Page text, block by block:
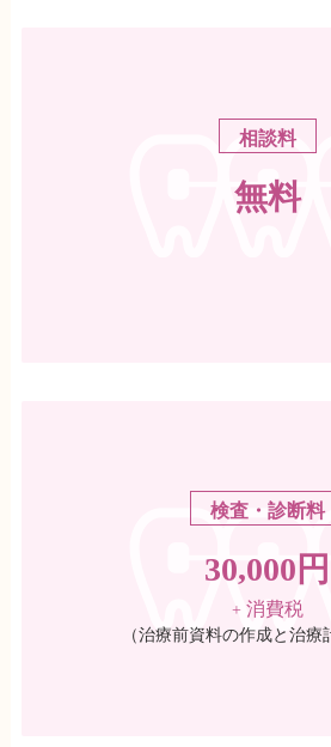
相談料
無料
検査・診断料
30,000円
+ 消費税
（治療前資料の作成と治療